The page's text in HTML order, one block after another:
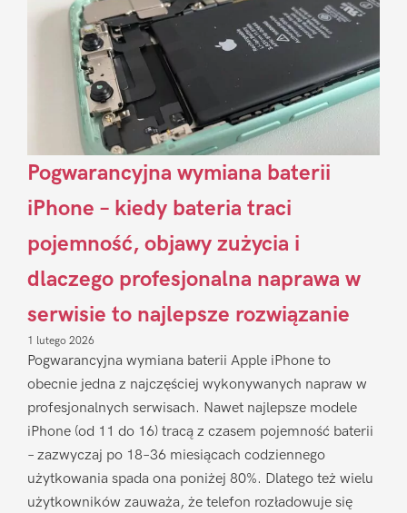
Pogwarancyjna wymiana baterii
iPhone – kiedy bateria traci
pojemność, objawy zużycia i
dlaczego profesjonalna naprawa w
serwisie to najlepsze rozwiązanie
1 lutego 2026
Pogwarancyjna wymiana baterii Apple iPhone to
obecnie jedna z najczęściej wykonywanych napraw w
profesjonalnych serwisach. Nawet najlepsze modele
iPhone (od 11 do 16) tracą z czasem pojemność baterii
– zazwyczaj po 18–36 miesiącach codziennego
użytkowania spada ona poniżej 80%. Dlatego też wielu
użytkowników zauważa, że telefon rozładowuje się